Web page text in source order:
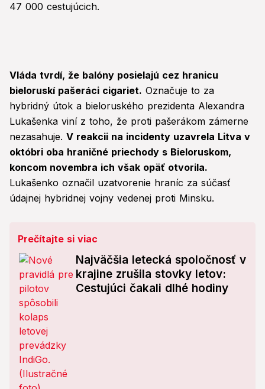
47 000 cestujúcich.
Vláda tvrdí, že balóny posielajú cez hranicu
bieloruskí pašeráci cigariet. Označuje to za
hybridný útok a bieloruského prezidenta Alexandra
Lukašenka viní z toho, že proti pašerákom zámerne
nezasahuje. V reakcii na incidenty uzavrela Litva v
októbri oba hraničné priechody s Bieloruskom,
koncom novembra ich však opäť otvorila.
Lukašenko označil uzatvorenie hraníc za súčasť
údajnej hybridnej vojny vedenej proti Minsku.
Prečítajte si viac
Najväčšia letecká spoločnosť v
krajine zrušila stovky letov:
Cestujúci čakali dlhé hodiny